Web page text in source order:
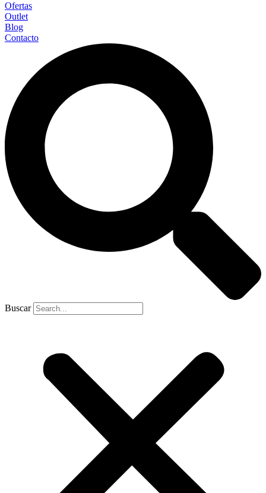
Ofertas
Outlet
Blog
Contacto
Buscar